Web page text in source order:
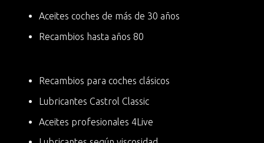
Aceites coches de más de 30 años
Recambios hasta años 80
Recambios para coches clásicos
Lubricantes Castrol Classic
Aceites profesionales 4Live